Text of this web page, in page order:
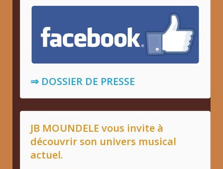
⇒ DOSSIER DE PRESSE
JB MOUNDELE vous invite à
découvrir son univers musical
actuel.